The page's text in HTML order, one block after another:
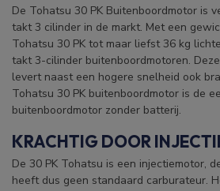
De Tohatsu 30 PK Buitenboordmotor is
takt 3 cilinder in de markt. Met een
Tohatsu 30 PK tot maar liefst 36 kg
takt 3-cilinder buitenboordmotoren.
levert naast een hogere snelheid ook
Tohatsu 30 PK buitenboordmotor is de
buitenboordmotor zonder batterij.
KRACHTIG DOOR
De 30 PK Tohatsu is een injectiemotor,
heeft dus geen standaard carburateur.